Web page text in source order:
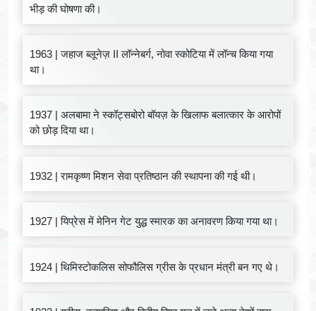
भीड़ की घोषणा की।
1963 | जहाज ब्लूनेज़ II लॉन्नेबर्ग, नोवा स्कोटिया में लॉन्च किया गया
था।
1937 | अलबामा ने स्कॉट्सबोरो बॉयज़ के खिलाफ बलात्कार के आरोपों
को छोड़ दिया था।
1932 | रामकृष्ण मिशन सेवा प्रतिष्ठान की स्थापना की गई थी।
1927 | यिप्रेस में मेनिन गेट युद्ध स्मारक का अनावरण किया गया था।
1924 | थिमिस्टोकलिस सोफौलिस ग्रीस के प्रधान मंत्री बन गए थे।